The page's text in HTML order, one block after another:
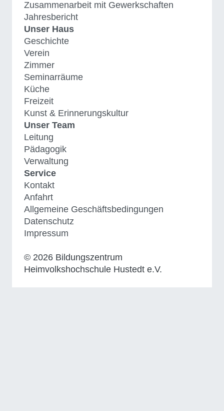
Zusammenarbeit mit Gewerkschaften
Jahresbericht
Unser Haus
Geschichte
Verein
Zimmer
Seminarräume
Küche
Freizeit
Kunst & Erinnerungskultur
Unser Team
Leitung
Pädagogik
Verwaltung
Service
Kontakt
Anfahrt
Allgemeine Geschäftsbedingungen
Datenschutz
Impressum
© 2026 Bildungszentrum
Heimvolkshochschule Hustedt e.V.